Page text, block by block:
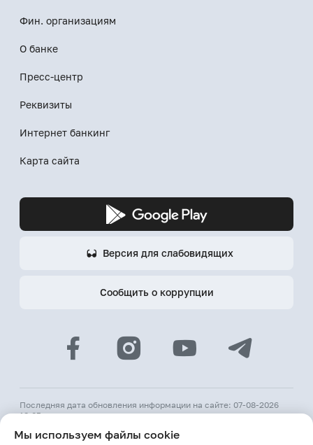
Фин. организациям
О банке
Пресс-центр
Реквизиты
Интернет банкинг
Карта сайта
Версия для слабовидящих
Сообщить о коррупции
Последняя дата обновления информации на сайте: 07-08-2026
18:05
© 2026 АКБ «Hamkorbank»
Мы используем файлы cookie